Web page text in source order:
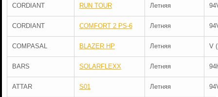
CORDIANT RUN TOUR Летняя
CORDIANT COMFORT 2 PS-6 Летняя
COMPASAL BLAZER HP Летняя V
BARS SOLARFLEXX Летняя
ATTAR S01 Летняя